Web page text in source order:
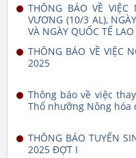
THÔNG BÁO VỀ
VƯƠNG (10/3 AL),
VÀ NGÀY QUỐC TẾ
THÔNG BÁO VỀ VIỆC
2025
Thông báo về việc
Thổ nhưỡng Nông
THÔNG BÁO TUYỂN
2025 ĐỢT I